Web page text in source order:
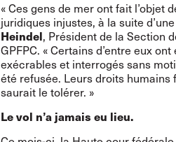
« Ces gens de mer ont fait l’objet
juridiques injustes, à la suite
Heindel, Président de la Section
GPFPC. « Certains d’entre eux
exécrables et interrogés sans
été refusée. Leurs droits humains
saurait le tolérer. »
Le vol n’a jamais eu lieu.